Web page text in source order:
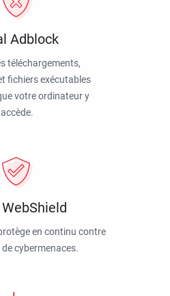
Adblock
téléchargements,
fichiers exécutables
votre ordinateur y
accède.
en continu contre
cybermenaces.